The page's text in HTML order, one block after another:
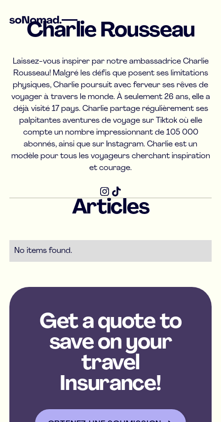
Charlie Rousseau
Laissez-vous inspirer par notre ambassadrice Charlie
Rousseau! Malgré les défis que posent ses limitations
physiques, Charlie poursuit avec ferveur ses rêves de
voyager à travers le monde. À seulement 26 ans, elle a
déjà visité 17 pays. Charlie partage régulièrement ses
palpitantes aventures de voyage sur Tiktok où elle
compte un nombre impressionnant de 105 000
abonnés, ainsi que sur Instagram. Charlie est un
modèle pour tous les voyageurs cherchant inspiration
et courage.
Articles
No items found.
Get a quote to
save on your
travel
Insurance!